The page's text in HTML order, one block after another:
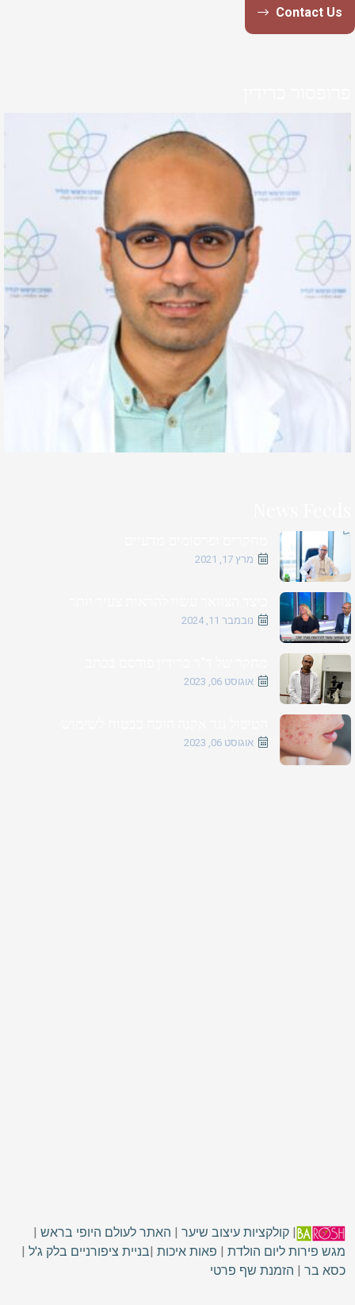
Contact Us
מרץ 17, 2021
נובמבר 11, 2024
אוגוסט 06, 2023
אוגוסט 06, 2023
| קולקציות עיצוב שיער | האתר לעולם היופי בראש |
מגש פירות ליום הולדת | פאות איכות |בניית ציפורניים בלק ג'ל |
כסא בר | הזמנת שף פרטי